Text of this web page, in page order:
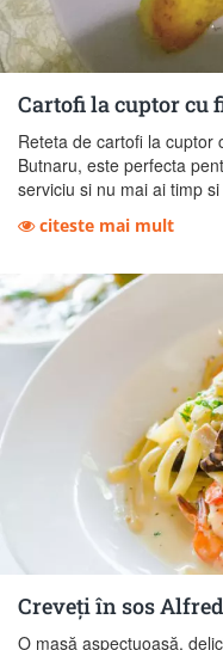
Cartofi la cuptor cu
Reteta de cartofi la cuptor
Butnaru, este perfecta
serviciu si nu mai ai timp
citeste mai mult
Creveți în sos
O masă aspectuoasă,